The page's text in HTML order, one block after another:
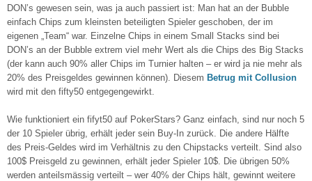
DON’s gewesen sein, was ja auch passiert ist: Man hat an der Bubble
einfach Chips zum kleinsten beteiligten Spieler geschoben, der im
eigenen „Team“ war. Einzelne Chips in einem Small Stacks sind bei
DON’s an der Bubble extrem viel mehr Wert als die Chips des Big Stacks
(der kann auch 90% aller Chips im Turnier halten – er wird ja nie mehr als
20% des Preisgeldes gewinnen können). Diesem Betrug mit Collusion
wird mit den fifty50 entgegengewirkt.
Wie funktioniert ein fifyt50 auf PokerStars? Ganz einfach, sind nur noch 5
der 10 Spieler übrig, erhält jeder sein Buy-In zurück. Die andere Hälfte
des Preis-Geldes wird im Verhältnis zu den Chipstacks verteilt. Sind also
100$ Preisgeld zu gewinnen, erhält jeder Spieler 10$. Die übrigen 50%
werden anteilsmässig verteilt – wer 40% der Chips hält, gewinnt weitere